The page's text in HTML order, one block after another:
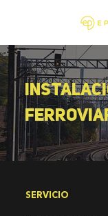
SERVICIO